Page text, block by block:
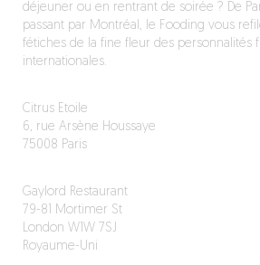
déjeuner ou en rentrant de soirée ? De
passant par Montréal, le Fooding vous
fétiches de la fine fleur des personnalités
internationales.
Citrus Etoile
6, rue Arsène Houssaye
75008 Paris
Gaylord Restaurant
79-81 Mortimer St
London W1W 7SJ
Royaume-Uni